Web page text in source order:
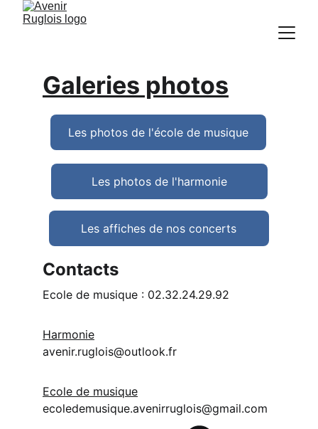
Galeries photos
Les photos de l'école de musique
Les affiches de nos concerts
Les photos de l'harmonie
Contacts
Ecole de musique : 02.32.24.29.92
Harmonie
avenir.ruglois@outlook.fr
Ecole de musique
ecoledemusique.avenirruglois@gmail.com